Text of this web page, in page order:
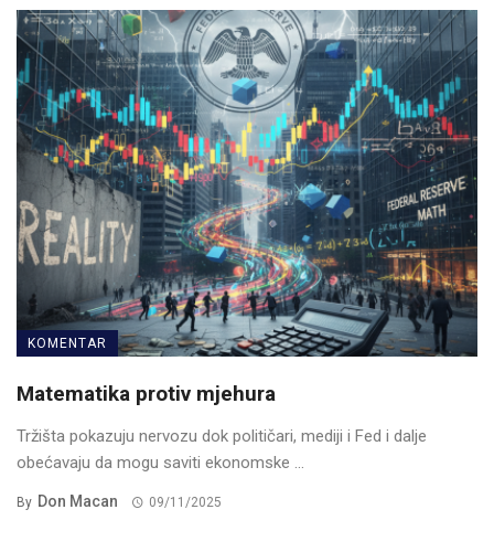
KOMENTAR
Matematika protiv mjehura
Tržišta pokazuju nervozu dok političari, mediji i Fed i dalje
obećavaju da mogu saviti ekonomske ...
By Don Macan 09/11/2025